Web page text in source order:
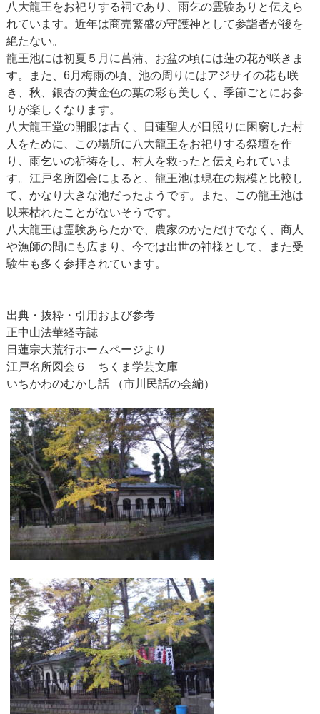
八大龍王をお祀りする祠であり、雨乞の霊験ありと伝えら
れています。近年は商売繁盛の守護神として参詣者が後を
絶たない。
龍王池には初夏５月に菖蒲、お盆の頃には蓮の花が咲きま
す。また、6月梅雨の頃、池の周りにはアジサイの花も咲
き、秋、銀杏の黄金色の葉の彩も美しく、季節ごとにお参
りが楽しくなります。
八大龍王堂の開眼は古く、日蓮聖人が日照りに困窮した村
人をために、この場所に八大龍王をお祀りする祭壇を作
り、雨乞いの祈祷をし、村人を救ったと伝えられていま
す。江戸名所図会によると、龍王池は現在の規模と比較し
て、かなり大きな池だったようです。また、この龍王池は
以来枯れたことがないそうです。
八大龍王は霊験あらたかで、農家のかただけでなく、商人
や漁師の間にも広まり、今では出世の神様として、また受
験生も多く参拝されています。
出典・抜粋・引用および参考
正中山法華経寺誌
日蓮宗大荒行ホームページより
江戸名所図会６ ちくま学芸文庫
いちかわのむかし話 （市川民話の会編）